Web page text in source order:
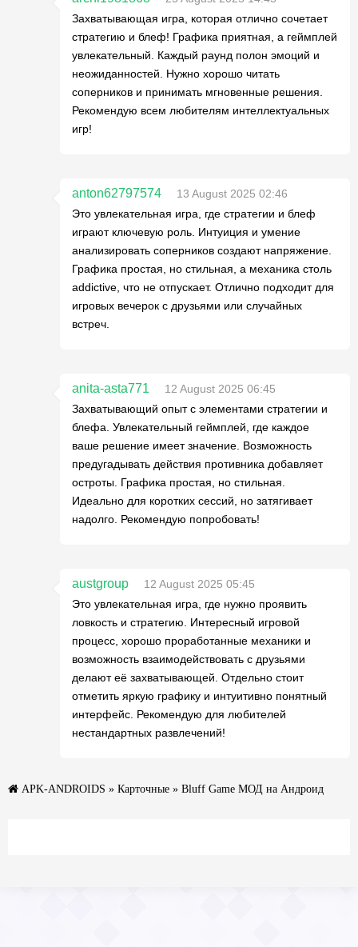
Захватывающая игра, которая отлично сочетает
стратегию и блеф! Графика приятная, а геймплей
увлекательный. Каждый раунд полон эмоций и
неожиданностей. Нужно хорошо читать
соперников и принимать мгновенные решения.
Рекомендую всем любителям интеллектуальных
игр!
anton62797574
13 August 2025 02:46
Это увлекательная игра, где стратегии и блеф
играют ключевую роль. Интуиция и умение
анализировать соперников создают напряжение.
Графика простая, но стильная, а механика столь
addictive, что не отпускает. Отлично подходит для
игровых вечерок с друзьями или случайных
встреч.
anita-asta771
12 August 2025 06:45
Захватывающий опыт с элементами стратегии и
блефа. Увлекательный геймплей, где каждое
ваше решение имеет значение. Возможность
предугадывать действия противника добавляет
остроты. Графика простая, но стильная.
Идеально для коротких сессий, но затягивает
надолго. Рекомендую попробовать!
austgroup
12 August 2025 05:45
Это увлекательная игра, где нужно проявить
ловкость и стратегию. Интересный игровой
процесс, хорошо проработанные механики и
возможность взаимодействовать с друзьями
делают её захватывающей. Отдельно стоит
отметить яркую графику и интуитивно понятный
интерфейс. Рекомендую для любителей
нестандартных развлечений!
APK-ANDROIDS » Карточные » Bluff Game МОД на Андроид